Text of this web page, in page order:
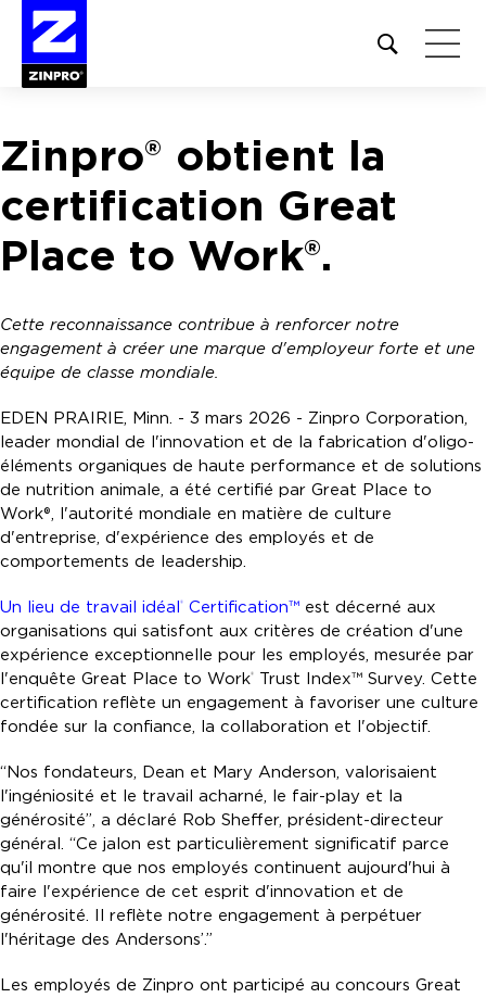
Open
site
Rechercher :
Zinpro® obtient la
certification Great
Place to Work®.
Cette reconnaissance contribue à renforcer notre
engagement à créer une marque d'employeur forte et une
équipe de classe mondiale.
EDEN PRAIRIE, Minn. - 3 mars 2026 - Zinpro Corporation,
leader mondial de l'innovation et de la fabrication d'oligo-
éléments organiques de haute performance et de solutions
de nutrition animale, a été certifié par Great Place to
Work®, l'autorité mondiale en matière de culture
d'entreprise, d'expérience des employés et de
comportements de leadership.
Un lieu de travail idéal® Certification™ est décerné aux
organisations qui satisfont aux critères de création d'une
expérience exceptionnelle pour les employés, mesurée par
l'enquête Great Place to Work®
Trust Index™ Survey. Cette
certification reflète un engagement à favoriser une culture
fondée sur la confiance, la collaboration et l'objectif.
“Nos fondateurs, Dean et Mary Anderson, valorisaient
l'ingéniosité et le travail acharné, le fair-play et la
générosité”, a déclaré Rob Sheffer, président-directeur
général. “Ce jalon est particulièrement significatif parce
qu'il montre que nos employés continuent aujourd'hui à
faire l'expérience de cet esprit d'innovation et de
générosité. Il reflète notre engagement à perpétuer
l'héritage des Andersons’.”
Les employés de Zinpro ont participé au concours Great